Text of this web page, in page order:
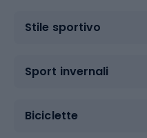
Stile sportivo
Sport invernali
Biciclette